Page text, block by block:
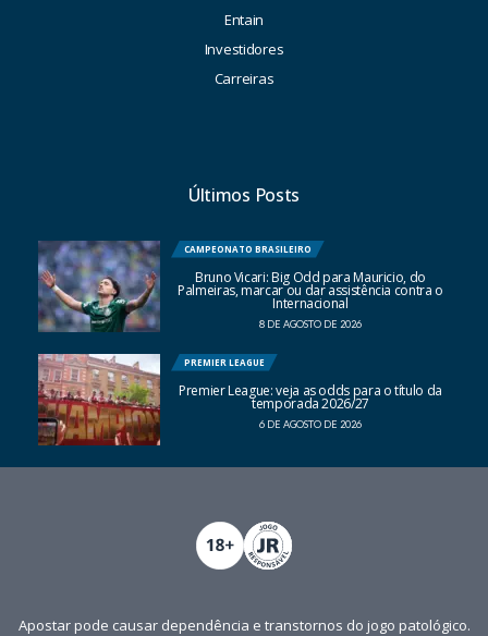
Entain
Investidores
Carreiras
Últimos Posts
CAMPEONATO BRASILEIRO
Bruno Vicari: Big Odd para Mauricio, do
Palmeiras, marcar ou dar assistência contra o
Internacional
8 DE AGOSTO DE 2026
PREMIER LEAGUE
Premier League: veja as odds para o título da
temporada 2026/27
6 DE AGOSTO DE 2026
Apostar pode causar dependência e transtornos do jogo patológico.